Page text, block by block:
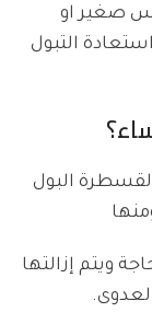
صغير او
التبول
البول
ويتم إزالتها